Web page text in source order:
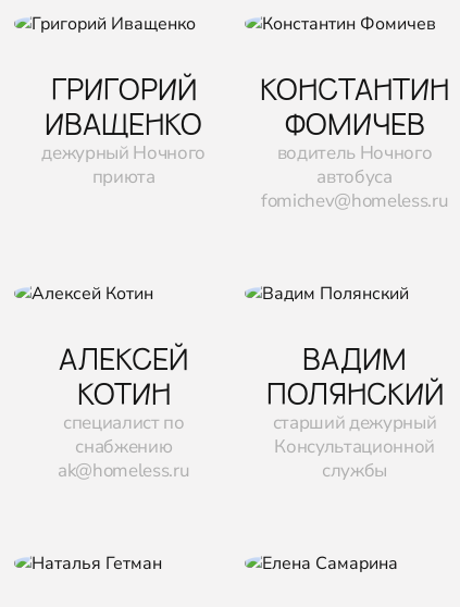
ГРИГОРИЙ
ИВАЩЕНКО
дежурный Ночного
приюта
КОНСТАНТИН
ФОМИЧЕВ
водитель Ночного
автобуса
fomichev@homeless.ru
АЛЕКСЕЙ
КОТИН
специалист по
снабжению
ak@homeless.ru
ВАДИМ
ПОЛЯНСКИЙ
старший дежурный
Консультационной
службы